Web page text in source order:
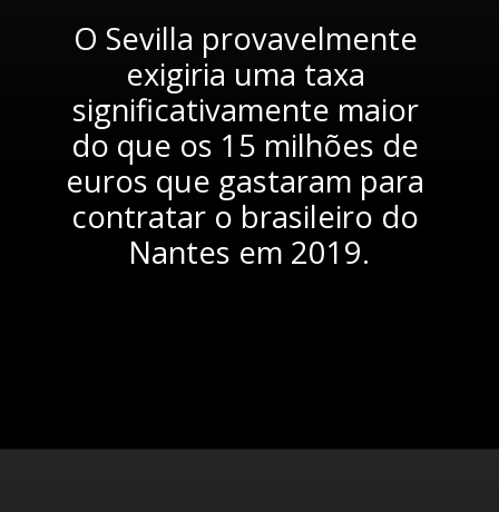
O Sevilla provavelmente
exigiria uma taxa
significativamente maior
do que os 15 milhões de
euros que gastaram para
contratar o brasileiro do
Nantes em 2019.